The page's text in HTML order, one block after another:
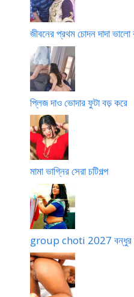
জীবনের প্রথম চোদন দাদা
প্লিজ দাও ভোদার ফুটা বড় করে
মামা ভাগ্নির সেরা চটিগল্প
group choti 2027 বন্ধুর